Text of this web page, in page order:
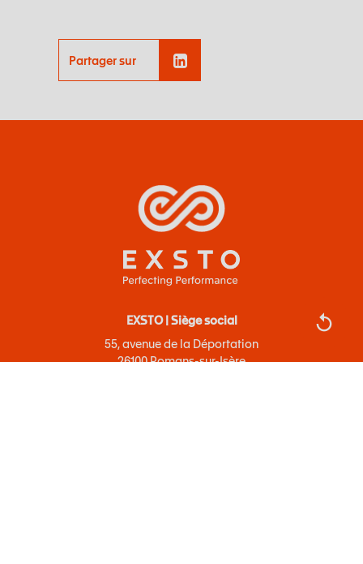
Partager sur
EXSTO | Siège social
55, avenue de la Déportation
26100 Romans-sur-Isère